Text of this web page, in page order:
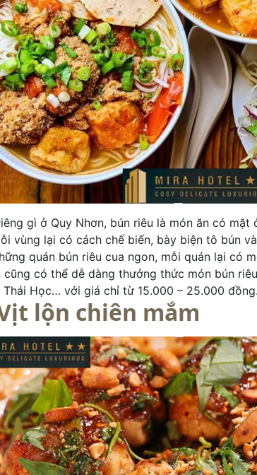
gì ở Quy Nhơn, bún riêu là món ăn có
vùng lại có cách chế biến, bày biện tô bún
quán bún riêu cua ngon, mỗi quán lại có
cũng có thể dễ dàng thưởng thức món bún
Thái Học… với giá chỉ từ 15.000 – 25.000 đồng.
lộn chiên mắm